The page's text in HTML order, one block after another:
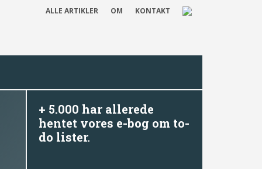
ALLE ARTIKLER OM KONTAKT
+ 5.000 har allerede
hentet vores e-bog om to-
do lister.